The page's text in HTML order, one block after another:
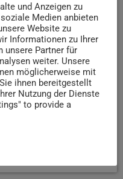
Freitagmorgen zu einem
gekommen.
Bernkastel-Kues
und zwei Kindern
im Straßengraben.
Person wurde leicht
gebracht. Das
L47 war rund eine
und Anzeigen zu
Medien anbieten
Website zu
Informationen zu Ihrer
unsere Partner für
weiter. Unsere
möglicherweise mit
ihnen bereitgestellt
Nutzung der Dienste
to provide a